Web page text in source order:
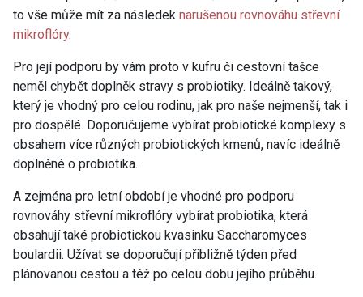
to vše může mít za následek narušenou rovnováhu střevní
mikroflóry.
Pro její podporu by vám proto v kufru či cestovní tašce
neměl chybět doplněk stravy s probiotiky. Ideálně takový,
který je vhodný pro celou rodinu, jak pro naše nejmenší, tak i
pro dospělé. Doporučujeme vybírat probiotické komplexy s
obsahem více různých probiotických kmenů, navíc ideálně
doplněné o probiotika.
A zejména pro letní období je vhodné pro podporu
rovnováhy střevní mikroflóry vybírat probiotika, která
obsahují také probiotickou kvasinku Saccharomyces
boulardii. Užívat se doporučují přibližně týden před
plánovanou cestou a též po celou dobu jejího průběhu.